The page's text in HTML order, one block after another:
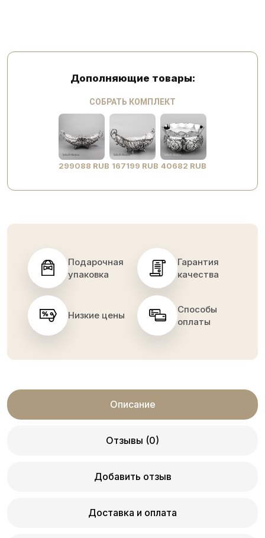
Дополняющие товары:
СОБРАТЬ КОМПЛЕКТ
299088 RUB 167199 RUB 40682 RUB
Подарочная
упаковка
Гарантия
качества
Низкие цены
Способы
оплаты
Описание
Отзывы (0)
Добавить отзыв
Доставка и оплата